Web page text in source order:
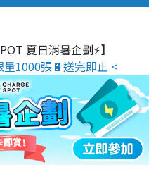
夏日消暑企劃⚡】
1000張🔋送完即止 <